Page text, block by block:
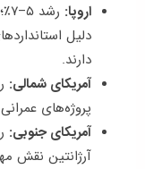
اروپا:
دلیل
دارند.
آمریکای شمالی:
پروژه‌های
آمریکای جنوبی:
آرژانتین نقش